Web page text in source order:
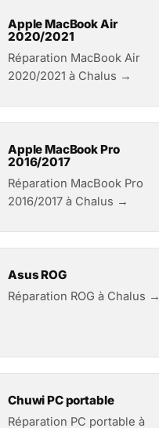
Apple MacBook Air
2020/2021
Réparation MacBook Air
2020/2021 à Chalus →
Apple MacBook Pro
2016/2017
Réparation MacBook Pro
2016/2017 à Chalus →
Asus ROG
Réparation ROG à Chalus →
Chuwi PC portable
Réparation PC portable à